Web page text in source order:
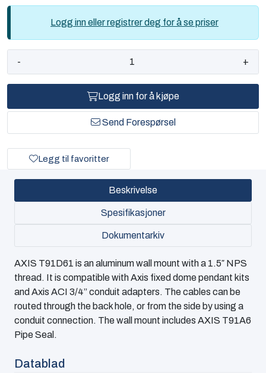
Logg inn eller registrer deg for å se priser
- +
Logg inn for å kjøpe
Send Forespørsel
Legg til favoritter
Beskrivelse
Spesifikasjoner
Dokumentarkiv
AXIS T91D61 is an aluminum wall mount with a 1.5″ NPS
thread. It is compatible with Axis fixed dome pendant kits
and Axis ACI 3/4” conduit adapters. The cables can be
routed through the back hole, or from the side by using a
conduit connection. The wall mount includes AXIS T91A6
Pipe Seal.
Datablad